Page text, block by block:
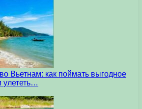
Вьетнам: как поймать выгодное
улететь…